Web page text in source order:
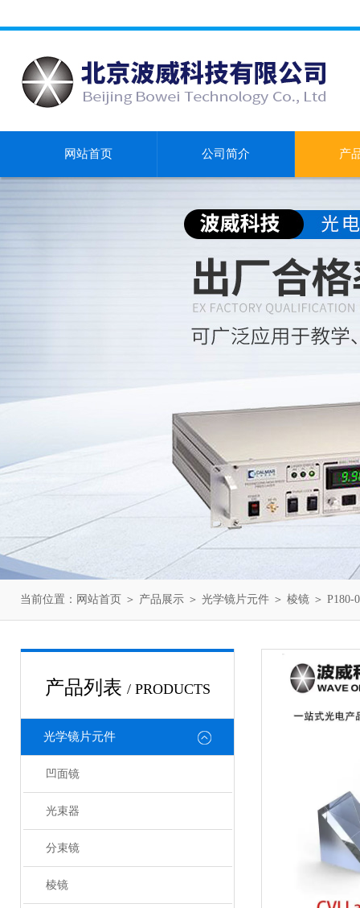
网站首页 公司简介 产
当前位置： 网站首页 ＞ 产品展示 ＞ 光学镜片元件 ＞ 棱镜 ＞
产品列表 / PRODUCTS
光学镜片元件
凹面镜
光束器
分束镜
棱镜